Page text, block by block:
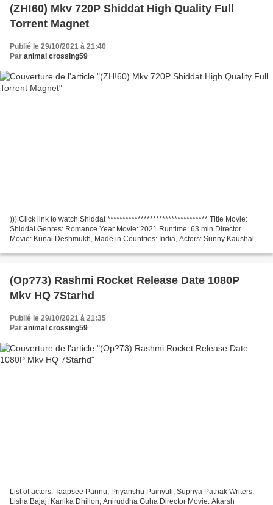
(ZH!60) Mkv 720P Shiddat High Quality Full
Torrent Magnet
Publié le 29/10/2021 à 21:40
Par animal crossing59
))) Click link to watch Shiddat ********************************* Title Movie:
Shiddat Genres: Romance Year Movie: 2021 Runtime: 63 min Director
Movie: Kunal Deshmukh, Made in Countries: India, Actors: Sunny Kaushal,
(Op?73) Rashmi Rocket Release Date 1080P
Mkv HQ 7Starhd
Publié le 29/10/2021 à 21:35
Par animal crossing59
List of actors: Taapsee Pannu, Priyanshu Painyuli, Supriya Pathak Writers:
Lisha Bajaj, Kanika Dhillon, Aniruddha Guha Director Movie: Akarsh